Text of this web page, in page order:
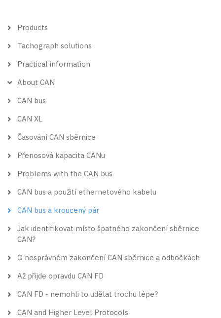
Hlavní
Products
Tachograph solutions
Practical information
About CAN
CAN bus
CAN XL
Časování CAN sběrnice
Přenosová kapacita CANu
Problems with the CAN bus
CAN bus a použití ethernetového kabelu
CAN bus a kroucený pár
Jak identifikovat místo špatného zakončení sběrnice
CAN?
O nesprávném zakončení CAN sběrnice a odbočkách
Až přijde opravdu CAN FD
CAN FD - nemohli to udělat trochu lépe?
CAN and Higher Level Protocols